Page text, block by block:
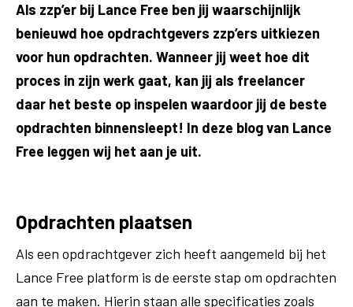
Als zzp’er bij Lance Free ben jij waarschijnlijk
benieuwd hoe opdrachtgevers zzp’ers uitkiezen
voor hun opdrachten. Wanneer jij weet hoe dit
proces in zijn werk gaat, kan jij als freelancer
daar het beste op inspelen waardoor jij de beste
opdrachten binnensleept! In deze blog van Lance
Free leggen wij het aan je uit.
Opdrachten plaatsen
Als een opdrachtgever zich heeft aangemeld bij het
Lance Free platform is de eerste stap om opdrachten
aan te maken. Hierin staan alle specificaties zoals